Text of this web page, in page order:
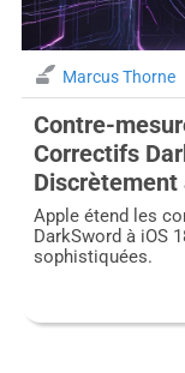
Marcus Thorne
Contre-
Correctifs
Discrètement
Apple étend les
DarkSword à iOS
sophistiquées.